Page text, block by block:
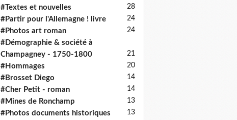
#Textes et nouvelles 28
#Partir pour l'Allemagne ! livre 24
#Photos art roman 24
#Démographie & société à
Champagney - 1750-1800
21
#Hommages 20
#Brosset Diego 14
#Cher Petit - roman 14
#Mines de Ronchamp 13
#Photos documents historiques 13